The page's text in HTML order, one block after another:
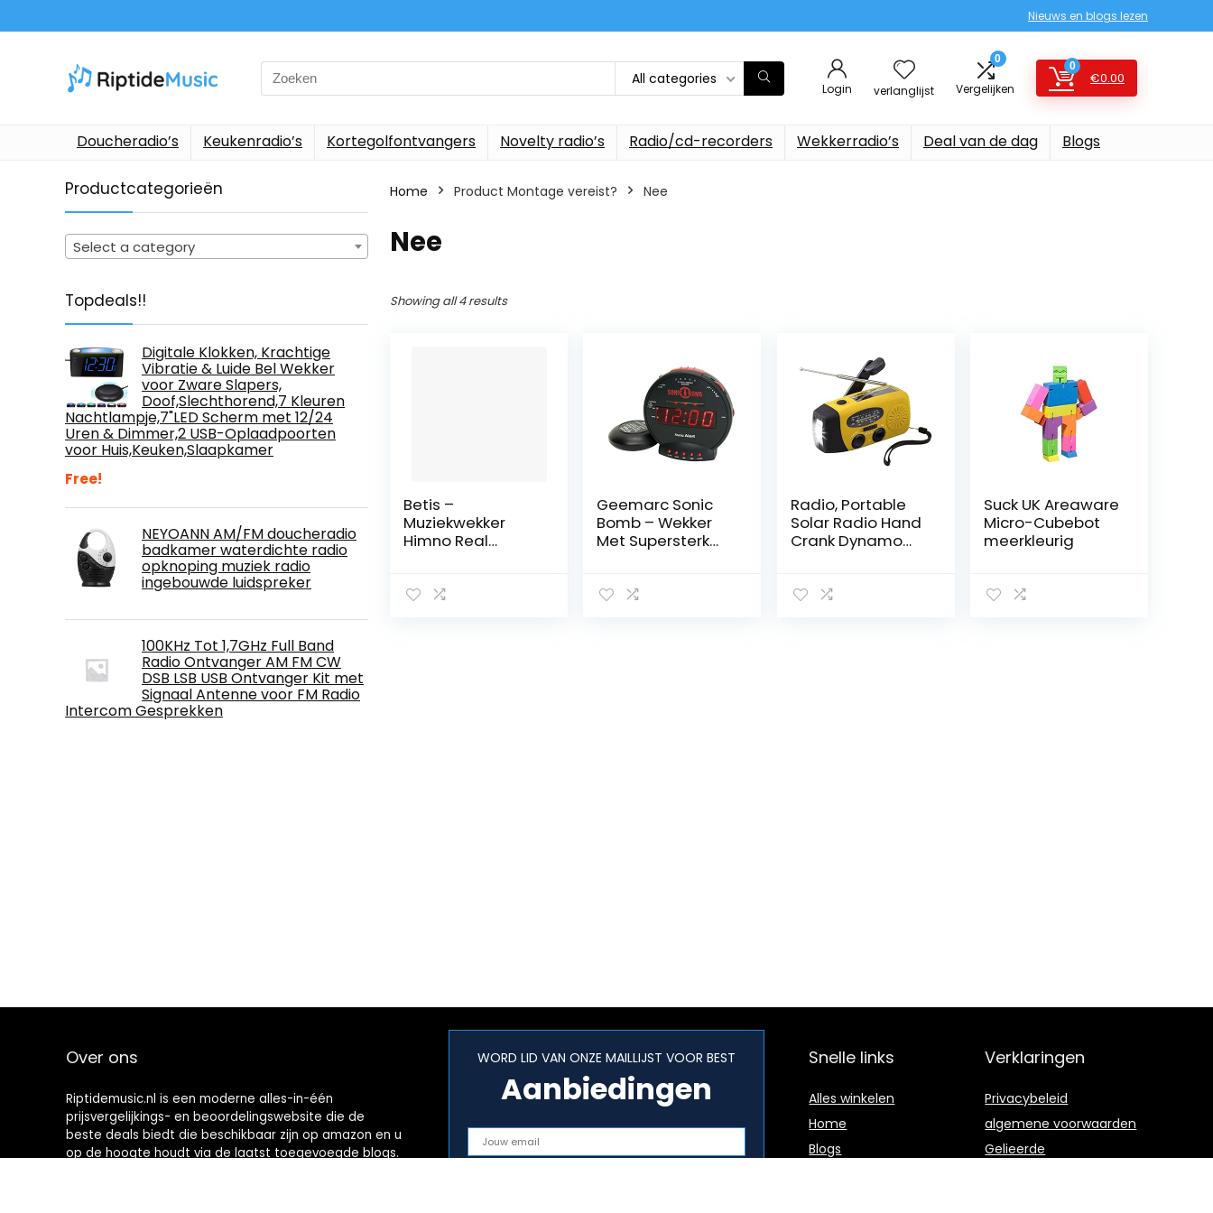
Nieuws en blogs lezen
Search
for:
All categories
Login verlanglijst
0
Vergelijken
0
€0.00
Doucheradio’s Keukenradio’s Kortegolfontvangers Novelty radio’s Radio/cd-recorders Wekkerradio’s Deal van de dag Blogs
Productcategorieën
Select a category
Topdeals!!
Digitale Klokken, Krachtige
Vibratie & Luide Bel Wekker
voor Zware Slapers,
Doof,Slechthorend,7 Kleuren
Nachtlampje,7"LED Scherm met 12/24
Uren & Dimmer,2 USB-Oplaadpoorten
voor Huis,Keuken,Slaapkamer
Free!
NEYOANN AM/FM doucheradio
badkamer waterdichte radio
opknoping muziek radio
ingebouwde luidspreker
100KHz Tot 1,7GHz Full Band
Radio Ontvanger AM FM CW
DSB LSB USB Ontvanger Kit met
Signaal Antenne voor FM Radio
Intercom Gesprekken
Home Product Montage vereist? ‎Nee
‎Nee
Showing all 4 results
Betis –
Muziekwekker
Himno Real
municatie jeugd,
Geemarc Sonic
Bomb – Wekker
Met Supersterk
– Voor
Radio, Portable
Solar Radio Hand
Crank Dynamo
Weer Radio
Suck UK Areaware
Micro-Cubebot
meerkleurig
Over ons
Riptidemusic.nl is een moderne alles-in-één
prijsvergelijkings- en beoordelingswebsite die de
beste deals biedt die beschikbaar zijn op amazon en u
op de hoogte houdt via de laatst toegevoegde blogs.
WORD LID VAN ONZE MAILLIJST VOOR BEST
Aanbiedingen
Snelle links
Alles winkelen
Home
Blogs
Verklaringen
Privacybeleid
algemene voorwaarden
Gelieerde